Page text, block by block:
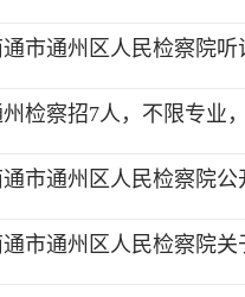
通市通州区人民检察院
检察招7人，不限专业
通市通州区人民检察院
通市通州区人民检察院